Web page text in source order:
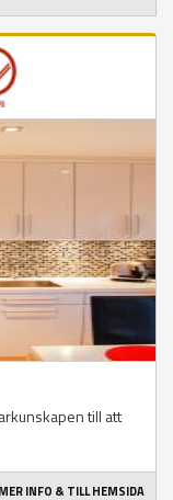
till att
MER INFO & TILL HEMSIDA